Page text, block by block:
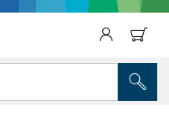
тел PRO Stainless Steel
PRO
100 x 0,35 mm,